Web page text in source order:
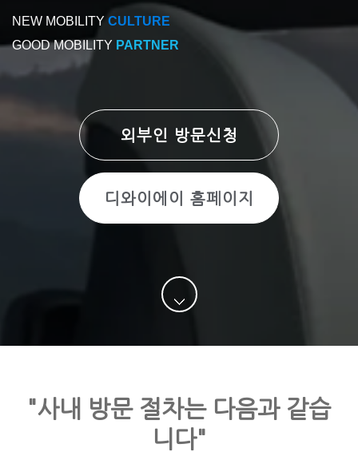
NEW MOBILITY CULTURE
GOOD MOBILITY PARTNER
외부인 방문신청
디와이에이 홈페이지
"사내 방문 절차는 다음과 같습
니다"